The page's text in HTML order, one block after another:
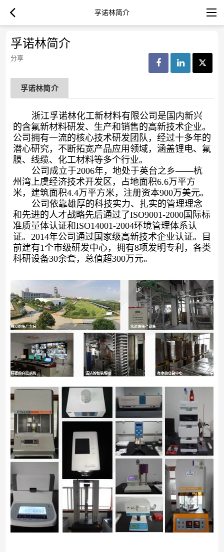
孚诺林简介
孚诺林简介
分享
孚诺林简介
浙江孚诺林化工新材料有限公司是国内新兴
的含氟新材料研发、生产和销售的高新技术企业。
公司拥有一流的核心技术研发团队，经过十多年的
潜心研究，不断拓宽产品应用领域，涵盖锂电、氟
膜、线缆、化工材料等多个行业。
公司成立于2006年，地处于英台之乡——杭
州湾上虞经济技术开发区，占地面积6.6万平方
米，建筑面积4.4万平方米，注册资本900万美元。
公司依靠雄厚的科技实力、扎实的管理理念
和先进的人才战略先后通过了ISO9001-2000国际标
准质量体认证和ISO14001-2004环境管理体系认
证。 2014年公司通过国家级高新技术企业认证。目
前建有1个市级研发中心，拥有8项发明专利，各类
科研设备30余套，总值超300万元。